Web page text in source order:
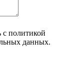
с политикой
данных.